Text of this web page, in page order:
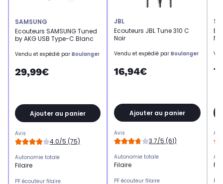
SAMSUNG
Ecouteurs SAMSUNG Tuned
by AKG USB Type-C Blanc
Vendu et expédié par Boulanger
29,99€
Ajouter au panier
Avis
4.0/5 (75)
Autonomie totale
Filaire
PF écouteur filaire
JBL
Ecouteurs JBL Tune 310 C
Noir
Vendu et expédié par Boulanger
16,94€
Ajouter au panier
Avis
3.7/5 (61)
Autonomie totale
Filaire
PF écouteur filaire PF